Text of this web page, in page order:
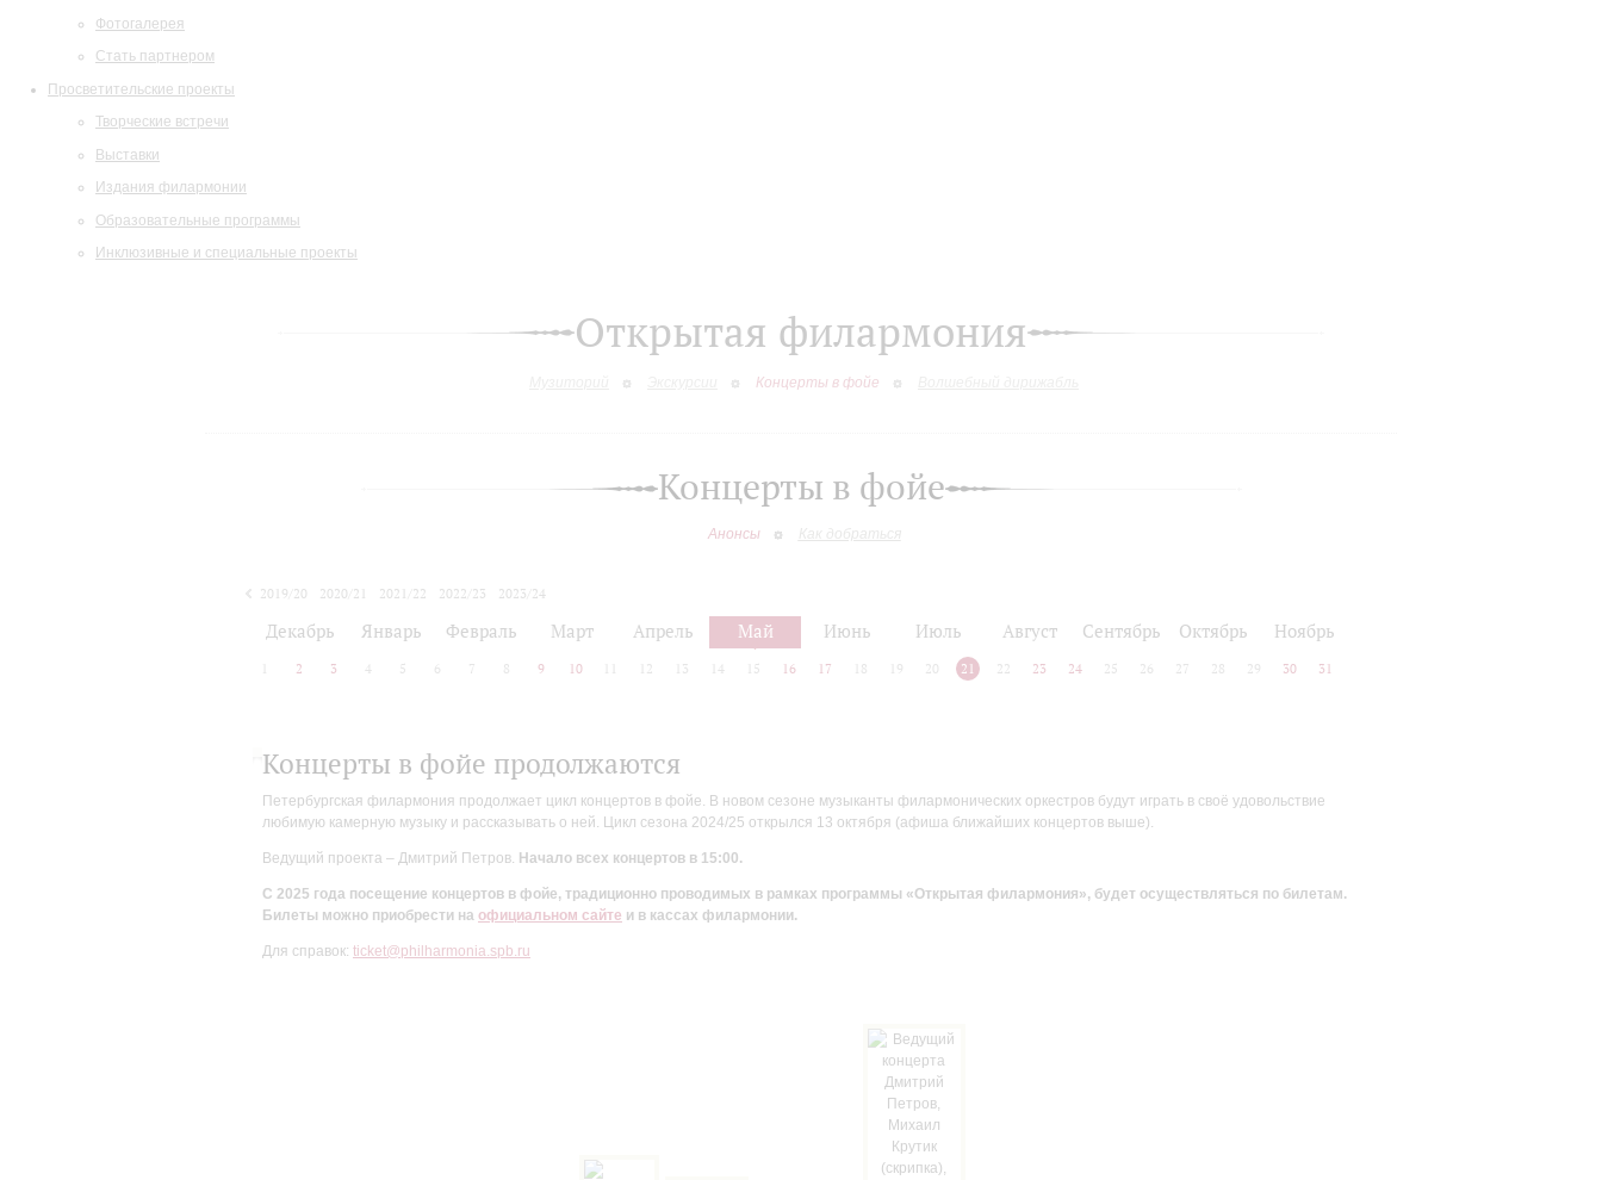
Фотогалерея
Стать партнером
Просветительские проекты
Творческие встречи
Выставки
Издания филармонии
Образовательные программы
Инклюзивные и специальные проекты
Открытая филармония
Концерты в фойе
Концерты в фойе
Анонсы Как добраться
2019/20 2020/21 2021/22 2022/23
2023/24
Декабрь Январь Февраль Март Апрель Май Июнь Июль Август Сентябрь Октябрь Ноябрь
2 3 4 5 6 7 8 9 10 12 13 14 15 16 17 18 19 20 21 22 23 24 25 26 27 28 29 30 31
Концерты в фойе продолжаются
Петербургская филармония продолжает цикл концертов в фойе. В новом сезоне музыканты филармонических оркестров будут играть в своё удовольствие
любимую камерную музыку и рассказывать о ней. Цикл сезона 2024/25 открылся 13 октября (афиша ближайших концертов выше).
Ведущий проекта – Дмитрий Петров. Начало всех концертов в 15:00.
С 2025 года посещение концертов в фойе, традиционно проводимых в рамках программы «Открытая филармония», будет осуществляться по билетам.
Билеты можно приобрести на официальном сайте и в кассах филармонии.
Для справок: ticket@philharmonia.spb.ru